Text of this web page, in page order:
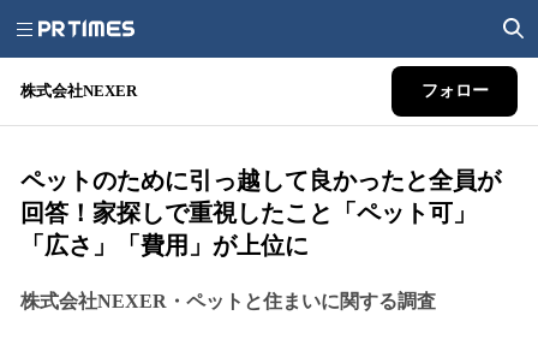
株式会社NEXER フォロー
ペットのために引っ越して良かったと全員が
回答！家探しで重視したこと「ペット可」
「広さ」「費用」が上位に
株式会社NEXER・ペットと住まいに関する調査